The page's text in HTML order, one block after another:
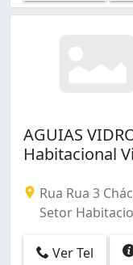
AGUIAS
Habitacional
Rua Rua 3
Setor
Ver Tel